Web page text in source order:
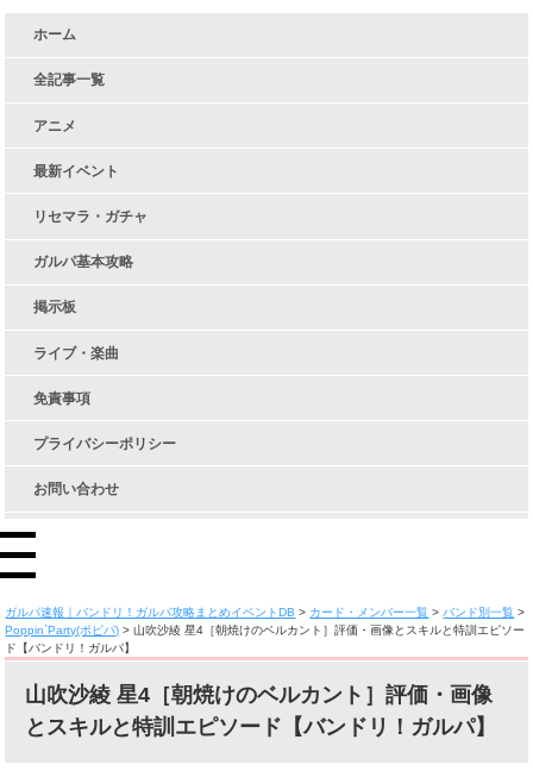
ホーム
全記事一覧
アニメ
最新イベント
リセマラ・ガチャ
ガルパ基本攻略
掲示板
ライブ・楽曲
免責事項
プライバシーポリシー
お問い合わせ
ガルパ速報｜バンドリ！ガルパ攻略まとめイベントDB > カード・メンバー一覧 > バンド別一覧 >
Poppin`Party(ポピパ) >山吹沙綾 星4［朝焼けのベルカント］評価・画像とスキルと特訓エピソー
ド【バンドリ！ガルパ】
山吹沙綾 星4［朝焼けのベルカント］評価・画像
とスキルと特訓エピソード【バンドリ！ガルパ】